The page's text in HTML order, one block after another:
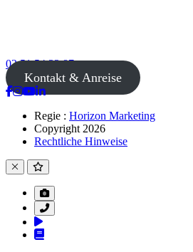
02 51 54 33 87
Kontakt & Anreise
Regie : Horizon Marketing
Copyright 2026
Rechtliche Hinweise